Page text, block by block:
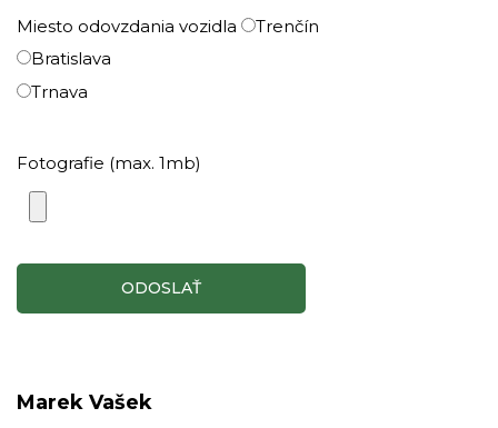
Miesto odovzdania vozidla
Trenčín
Bratislava
Trnava
Fotografie (max. 1mb)
Marek Vašek